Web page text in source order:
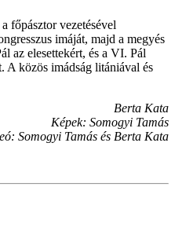
főpásztor vezetésével
imáját, majd a megyés
az elesettekért, és a VI. Pál
A közös imádság litániával és
Berta Kata
Képek: Somogyi Tamás
Somogyi Tamás és Berta Kata